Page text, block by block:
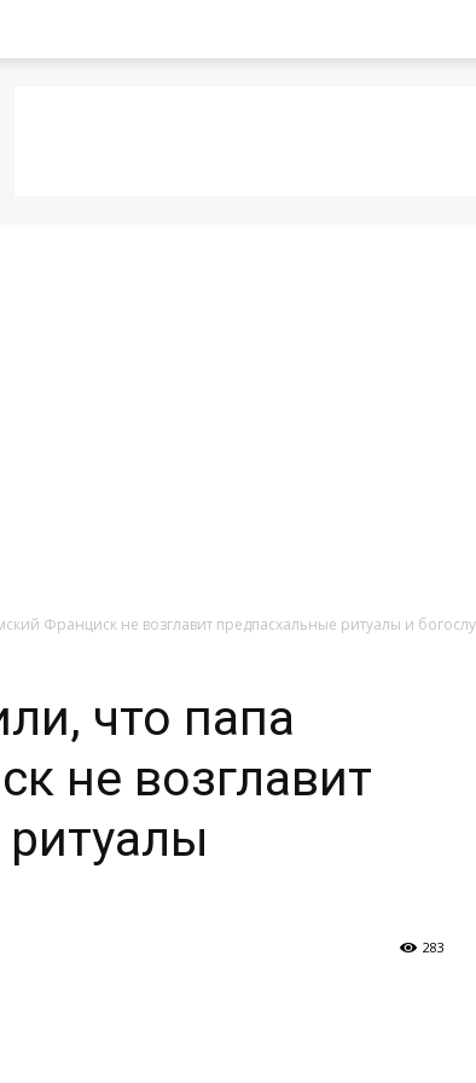
Франциск не возглавит предпасхальные ритуалы и
что папа
не возглавит
283